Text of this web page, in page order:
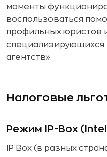
моменты
воспользоваться
профильных юристов
специализирующихся
агентств».
Налоговые
Режим IP-Box
IP Box (в разных